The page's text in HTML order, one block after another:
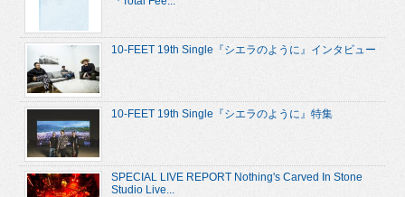
10-FEET 19th Single『シエラのように』インタビュー
10-FEET 19th Single『シエラのように』特集
SPECIAL LIVE REPORT Nothing's Carved In Stone
Studio Live...